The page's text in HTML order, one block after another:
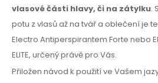
vlasovéčásti hlavy, či na zátylku.
potu z vlasůaž na tvářa oblečeníje
Electro Antiperspirantem Forte nebo
ELITE, určený právě pro Vás.
Přiložen návod k použití ve Vašem